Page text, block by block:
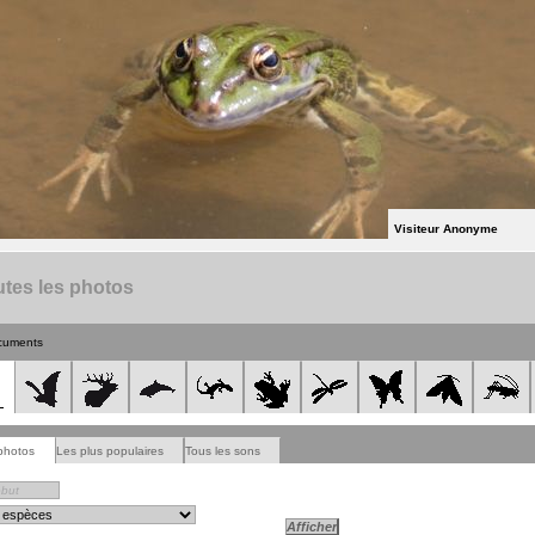
Visiteur Anonyme
les photos
Les plus populaires Tous les sons